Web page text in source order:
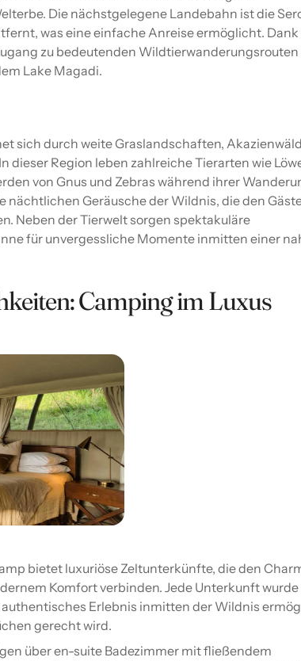
Die nächstgelegene Landebahn ist die
was eine einfache Anreise ermöglicht.
zu bedeutenden
Lake Magadi.
sich durch weite Graslandschaften,
dieser Region leben zahlreiche Tierarten wie
von Gnus und Zebras während ihrer
nächtlichen Geräusche der Wildnis, die den
Neben der Tierwelt sorgen spektakuläre
für unvergessliche Momente inmitten einer
Camping im Luxus
bietet luxuriöse Zeltunterkünfte, die den
Komfort verbinden. Jede Unterkunft wurde
authentisches Erlebnis inmitten der Wildnis
gerecht wird.
über en-suite Badezimmer mit fließendem